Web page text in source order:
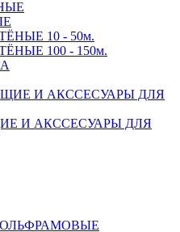
10 - 50м.
100 - 150м.
И АКССЕСУАРЫ ДЛЯ